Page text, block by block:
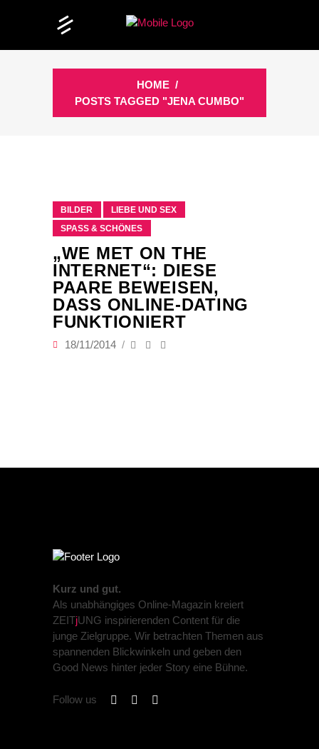
HOME /
POSTS TAGGED "JENA CUMBO"
BILDER
LIEBE UND SEX
SPASS & SCHÖNES
„WE MET ON THE
INTERNET“: DIESE
PAARE BEWEISEN,
DASS ONLINE-DATING
FUNKTIONIERT
18/11/2014
Kurz und gut.
Als unabhängiges Online-Magazin kreiert
ZEITjUNG inspirierenden Content für die
junge Zielgruppe. Wir betrachten Themen aus
spannenden Blickwinkeln und geben den
Good News hinter jeder Story eine Bühne.
Follow us